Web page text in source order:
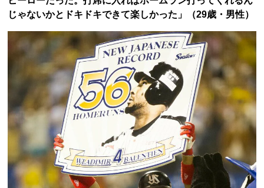
じゃないかとドキドキできて楽しかった」（29歳・男性）